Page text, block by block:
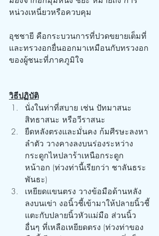
หน่วงเหนี่ยวหรือควบคุม
อุชชายี คือกระบวนการที่ปวดขยายเต็มที่
และทรวงอกยื่นออกมาเหมือนกับทรวงอก
ของผู้ชนะที่ภาคภูมิใจ
วิธีปฏิบัติ
นั่งในท่าที่สบาย เช่น ปัทมาสนะ
สิทธาสนะ หรือวีราสนะ
ยืดหลังตรงและมั่นคง ก้มศีรษะลงหา
ลำตัว วางคางลงบนร่องระหว่าง
กระดูกไหปลาร้าเหนือกระดูก
หน้าอก (ท่วงท่านี้เรียกว่า ชาลันธระ
พันธะ)
เหยียดแขนตรง วางข้อมือด้านหลัง
ลงบนเข่า งอนิ้วชี้เข้ามาให้ปลายนิ้วชี้
แตะกับปลายนิ้วหัวแม่มือ ส่วนนิ้ว
อื่นๆ ที่เหลือเหยียดตรง (ท่วงท่าของ